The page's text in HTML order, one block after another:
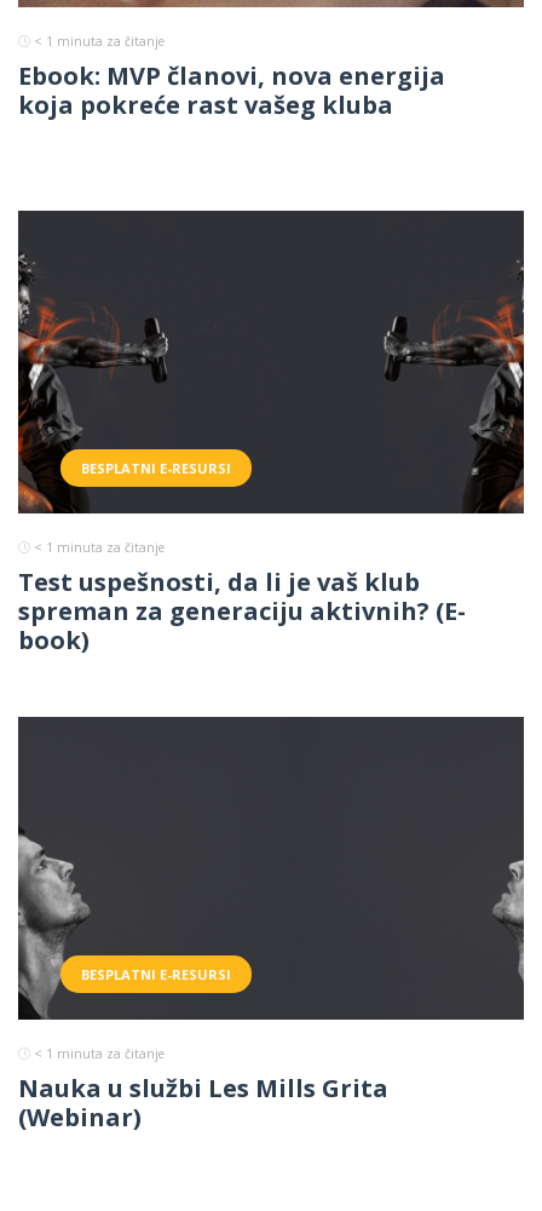
< 1 minuta za čitanje
Ebook: MVP članovi, nova energija
koja pokreće rast vašeg kluba
BESPLATNI E-RESURSI
< 1 minuta za čitanje
Test uspešnosti, da li je vaš klub
spreman za generaciju aktivnih? (E-
book)
BESPLATNI E-RESURSI
< 1 minuta za čitanje
Nauka u službi Les Mills Grita
(Webinar)